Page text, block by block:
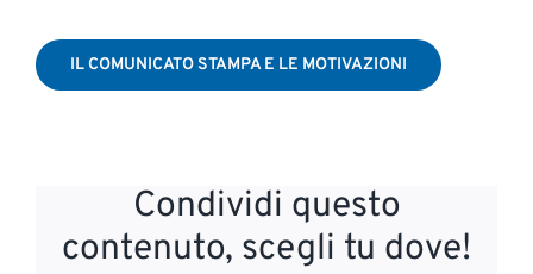
IL COMUNICATO STAMPA E LE MOTIVAZIONI
Condividi questo
contenuto, scegli tu dove!